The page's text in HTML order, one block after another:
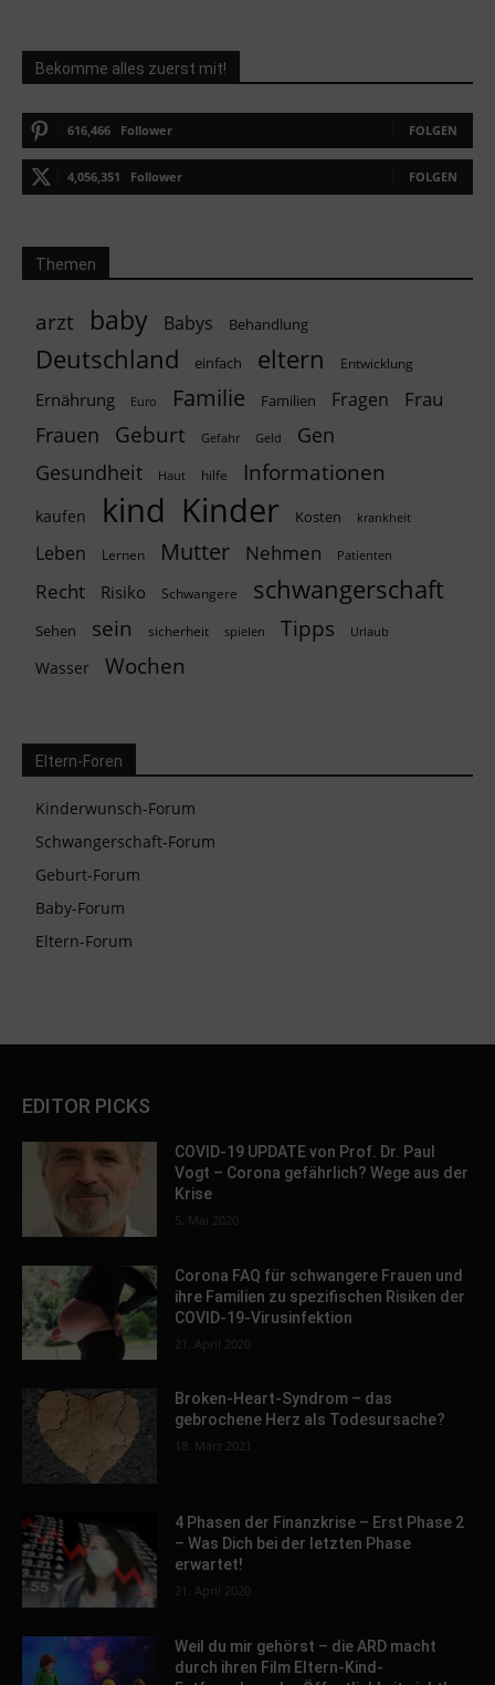
Bekomme alles zuerst mit!
616,466 Follower FOLGEN
4,056,351 Follower FOLGEN
Themen
arzt baby Babys Behandlung
Deutschland einfach eltern Entwicklung
Ernährung Euro Familie Familien Fragen Frau
Frauen Geburt Gefahr Geld
Gen
Gesundheit
Haut hilfe Informationen
kaufen kind Kinder Kosten krankheit
Leben Lernen Mutter Nehmen Patienten
Recht Risiko Schwangere schwangerschaft
Sehen sein sicherheit spielen Tipps Urlaub
Wasser Wochen
Eltern-Foren
Kinderwunsch-Forum
Schwangerschaft-Forum
Geburt-Forum
Baby-Forum
Eltern-Forum
EDITOR PICKS
COVID-19 UPDATE von Prof. Dr. Paul
Vogt – Corona gefährlich? Wege aus der
Krise
5. Mai 2020
Corona FAQ für schwangere Frauen und
ihre Familien zu spezifischen Risiken der
COVID-19-Virusinfektion
21. April 2020
Broken-Heart-Syndrom – das
gebrochene Herz als Todesursache?
18. März 2021
4 Phasen der Finanzkrise – Erst Phase 2
– Was Dich bei der letzten Phase
erwartet!
21. April 2020
Weil du mir gehörst – die ARD macht
durch ihren Film Eltern-Kind-